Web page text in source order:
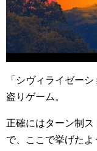
「シヴィライゼー
盗りゲーム。
正確にはターン制
で、ここで挙げた